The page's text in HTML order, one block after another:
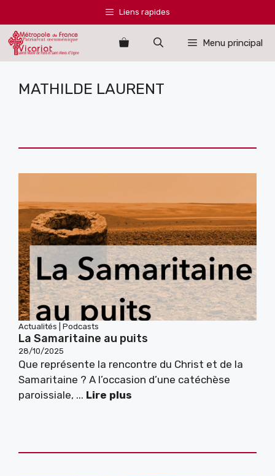
au
contenu
Liens rapides
Menu principal
MATHILDE LAURENT
Actualités Podcasts
La Samaritaine au puits
28/10/2025
Que représente la rencontre du Christ et de la
Samaritaine ? A l’occasion d’une catéchèse
paroissiale, ... Lire plus